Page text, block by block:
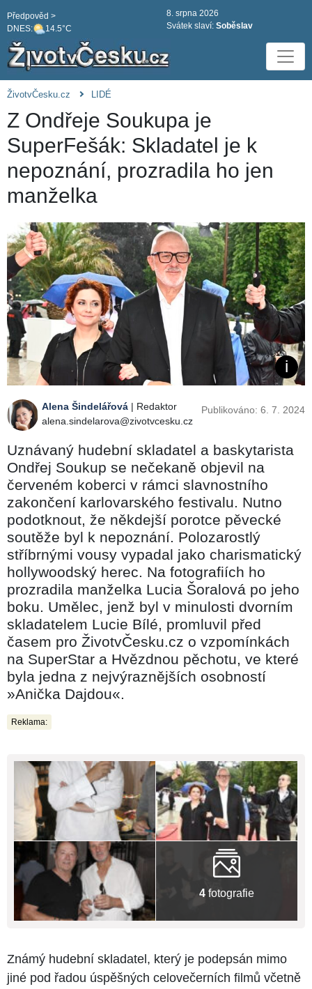
DNES: 14.5°C
Předpověd >
8. srpna 2026
Svátek slaví: Soběslav
ŽivotvČesku.cz LIDÉ
Z Ondřeje Soukupa je
SuperFešák: Skladatel je k
nepoznání, prozradila ho jen
manželka
Alena Šindelářová | Redaktor
alena.sindelarova@zivotvcesku.cz
Publikováno: 6. 7. 2024
Uznávaný hudební skladatel a baskytarista
Ondřej Soukup se nečekaně objevil na
červeném koberci v rámci slavnostního
zakončení karlovarského festivalu. Nutno
podotknout, že někdejší porotce pěvecké
soutěže byl k nepoznání. Polozarostlý
stříbrnými vousy vypadal jako charismatický
hollywoodský herec. Na fotografiích ho
prozradila manželka Lucia Šoralová po jeho
boku. Umělec, jenž byl v minulosti dvorním
skladatelem Lucie Bílé, promluvil před
časem pro ŽivotvČesku.cz o vzpomínkách
na SuperStar a Hvězdnou pěchotu, ve které
byla jedna z nejvýraznějších osobností
»Anička Dajdou«.
Reklama:
4 fotografie
Známý hudební skladatel, který je podepsán mimo
jiné pod řadou úspěšných celovečerních filmů včetně